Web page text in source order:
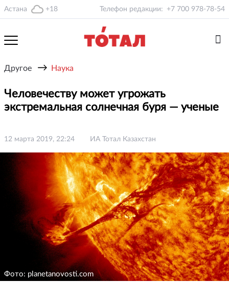
Астана +18 Телефон редакции: +7 700 978-78-54
Другое → Наука
Человечеству может угрожать
экстремальная солнечная буря — ученые
12 марта 2019, 22:24 ИА Тотал Казахстан
Фото: planetanovosti.com